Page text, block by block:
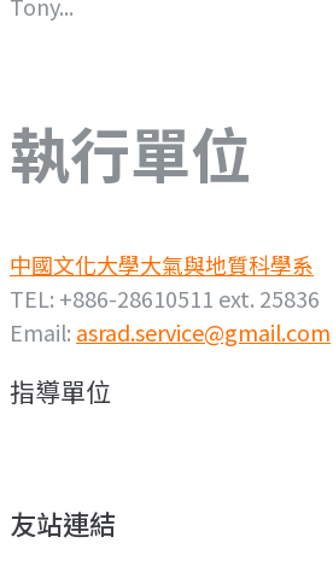
Tony...
執行單位
中國文化大學大氣與地質科學系
TEL: +886-28610511 ext. 25836
Email: asrad.service@gmail.com
指導單位
友站連結